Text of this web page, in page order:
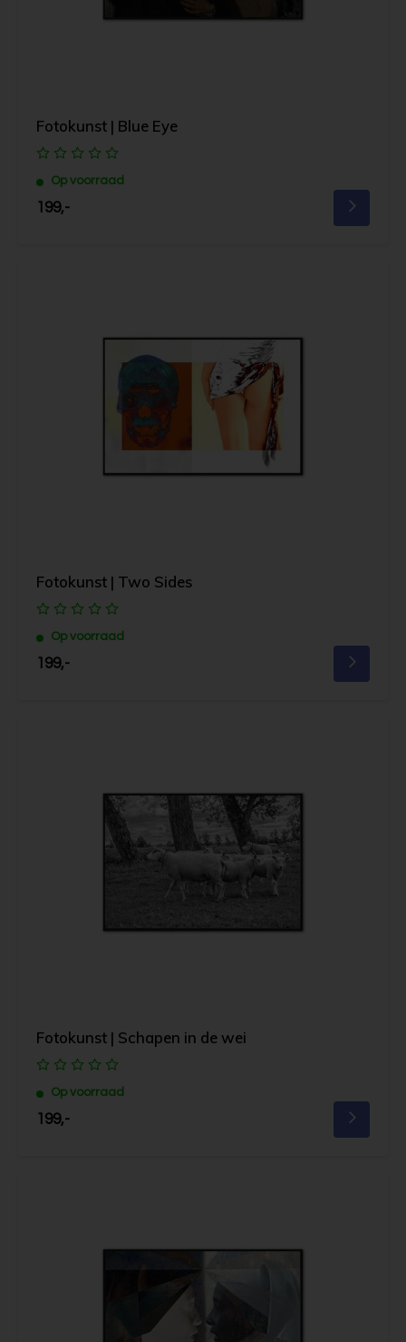
Fotokunst | Blue Eye
Op voorraad
199,-
Fotokunst | Two Sides
Op voorraad
199,-
Fotokunst | Schapen in de wei
Op voorraad
199,-